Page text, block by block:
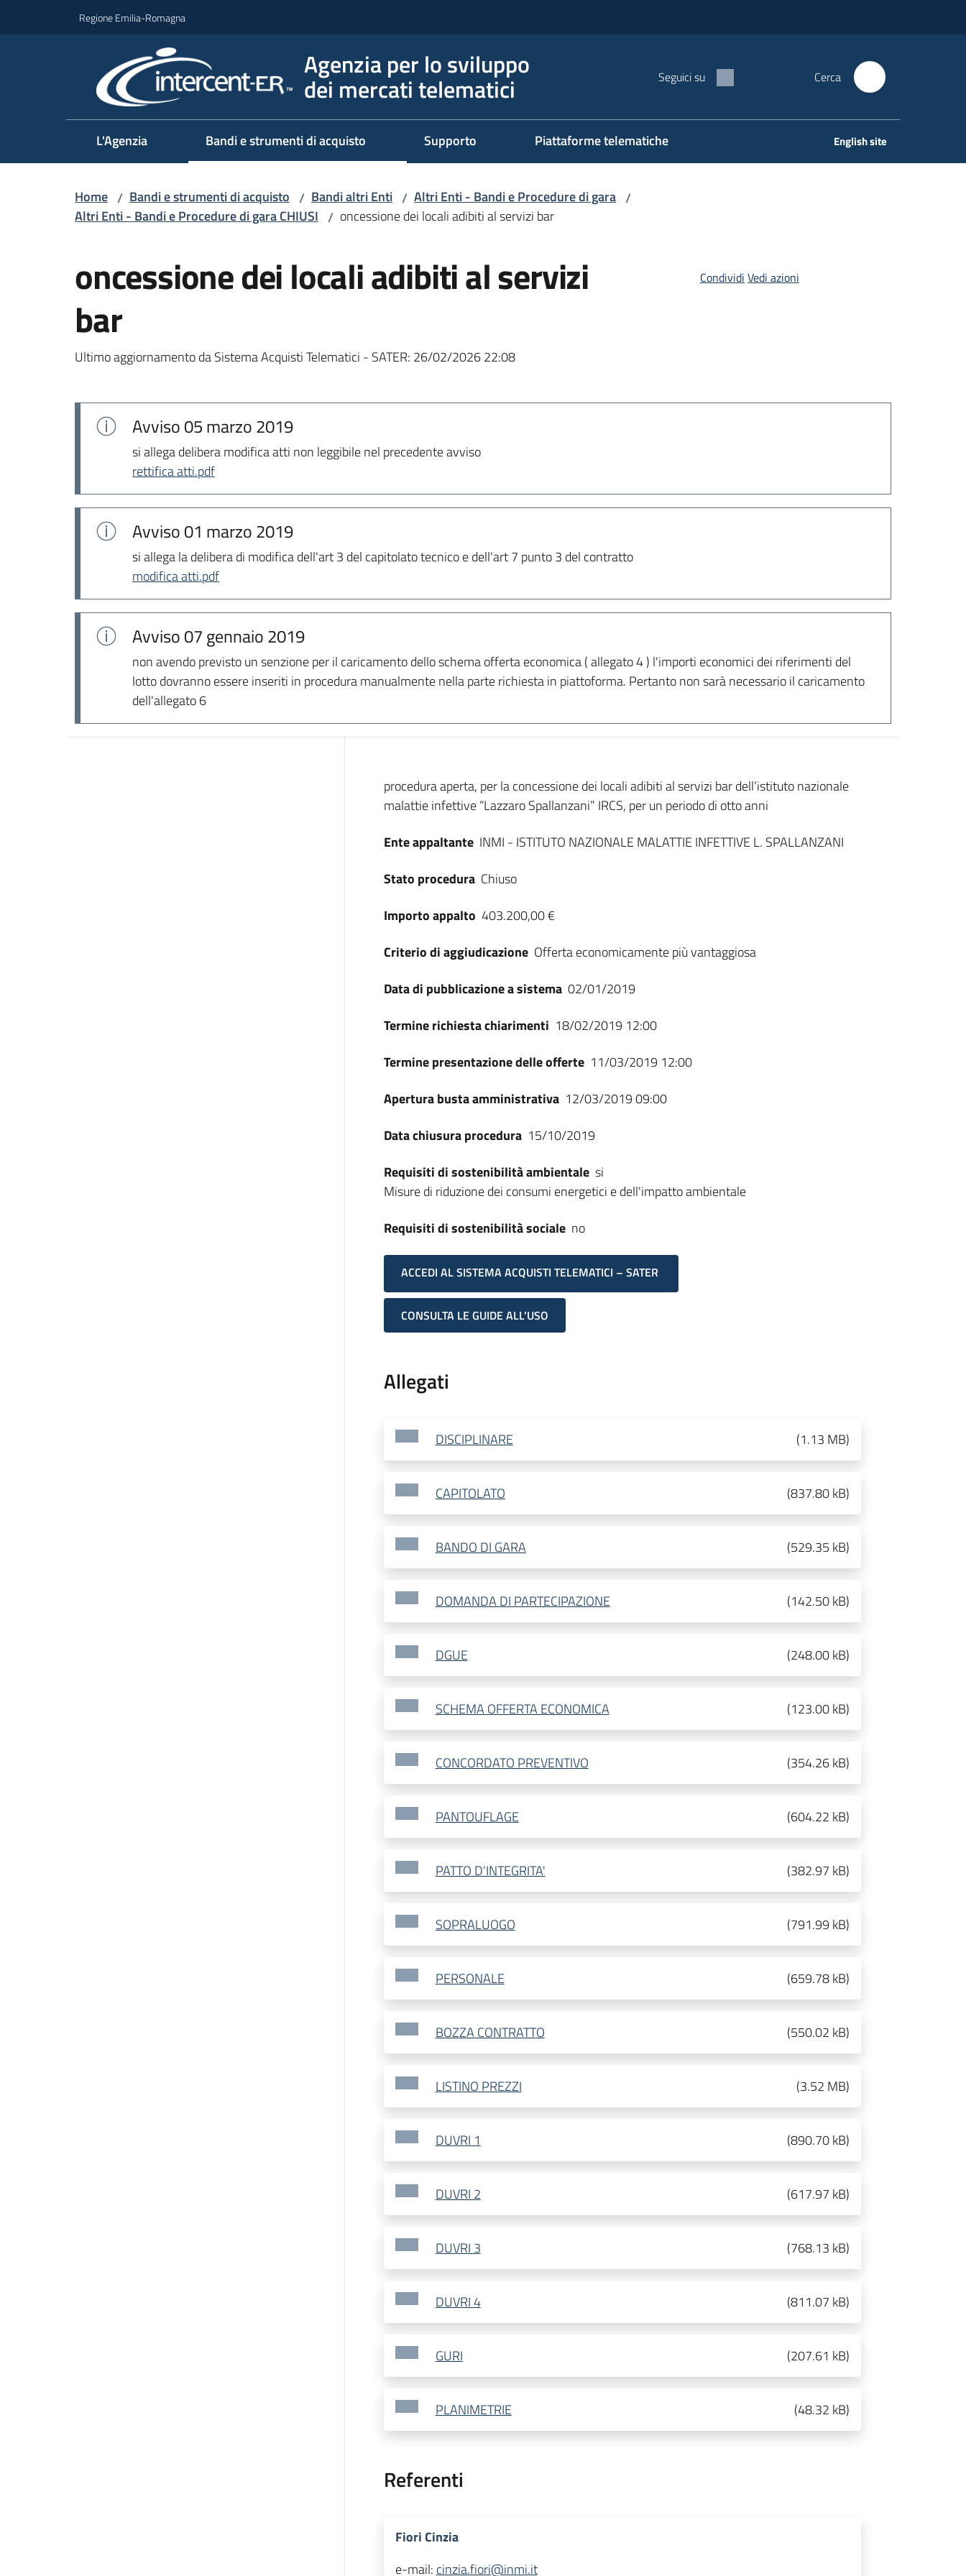
Regione Emilia-Romagna
Agenzia per lo sviluppo
dei mercati telematici Seguici su Cerca
L'Agenzia Bandi e strumenti di acquisto Supporto Piattaforme telematiche English site
Home / Bandi e strumenti di acquisto / Bandi altri Enti / Altri Enti - Bandi e Procedure di gara /
Altri Enti - Bandi e Procedure di gara CHIUSI / oncessione dei locali adibiti al servizi bar
oncessione dei locali adibiti al servizi
bar
Ultimo aggiornamento da Sistema Acquisti Telematici - SATER: 26/02/2026 22:08
Condividi Vedi azioni
Avviso05 marzo 2019
si allega delibera modifica atti non leggibile nel precedente avviso
rettifica atti.pdf
Avviso01 marzo 2019
si allega la delibera di modifica dell'art 3 del capitolato tecnico e dell'art 7 punto 3 del contratto
modifica atti.pdf
Avviso07 gennaio 2019
non avendo previsto un senzione per il caricamento dello schema offerta economica ( allegato 4 ) l'importi economici dei riferimenti del
lotto dovranno essere inseriti in procedura manualmente nella parte richiesta in piattoforma. Pertanto non sarà necessario il caricamento
dell'allegato 6
Dati del bando
procedura aperta, per la concessione dei locali adibiti al servizi bar dell’istituto nazionale
malattie infettive “Lazzaro Spallanzani” IRCS, per un periodo di otto anni
Ente appaltante INMI - ISTITUTO NAZIONALE MALATTIE INFETTIVE L. SPALLANZANI
Stato procedura Chiuso
Importo appalto 403.200,00 €
Criterio di aggiudicazione Offerta economicamente più vantaggiosa
Data di pubblicazione a sistema 02/01/2019
Termine richiesta chiarimenti 18/02/2019 12:00
Termine presentazione delle offerte 11/03/2019 12:00
Apertura busta amministrativa 12/03/2019 09:00
Data chiusura procedura 15/10/2019
Requisiti di sostenibilità ambientale si
Misure di riduzione dei consumi energetici e dell'impatto ambientale
Requisiti di sostenibilità sociale no
ACCEDI AL SISTEMA ACQUISTI TELEMATICI – SATER
CONSULTA LE GUIDE ALL'USO
Allegati
DISCIPLINARE (1.13 MB)
CAPITOLATO (837.80 kB)
BANDO DI GARA (529.35 kB)
DOMANDA DI PARTECIPAZIONE (142.50 kB)
DGUE (248.00 kB)
SCHEMA OFFERTA ECONOMICA (123.00 kB)
CONCORDATO PREVENTIVO (354.26 kB)
PANTOUFLAGE (604.22 kB)
PATTO D'INTEGRITA' (382.97 kB)
SOPRALUOGO (791.99 kB)
PERSONALE (659.78 kB)
BOZZA CONTRATTO (550.02 kB)
LISTINO PREZZI (3.52 MB)
DUVRI 1 (890.70 kB)
DUVRI 2 (617.97 kB)
DUVRI 3 (768.13 kB)
DUVRI 4 (811.07 kB)
GURI (207.61 kB)
PLANIMETRIE (48.32 kB)
Referenti
Fiori Cinzia
e-mail: cinzia.fiori@inmi.it